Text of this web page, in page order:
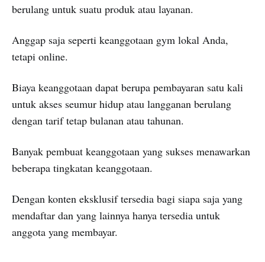
berulang untuk suatu produk atau layanan.
Anggap saja seperti keanggotaan gym lokal Anda,
tetapi online.
Biaya keanggotaan dapat berupa pembayaran satu kali
untuk akses seumur hidup atau langganan berulang
dengan tarif tetap bulanan atau tahunan.
Banyak pembuat keanggotaan yang sukses menawarkan
beberapa tingkatan keanggotaan.
Dengan konten eksklusif tersedia bagi siapa saja yang
mendaftar dan yang lainnya hanya tersedia untuk
anggota yang membayar.